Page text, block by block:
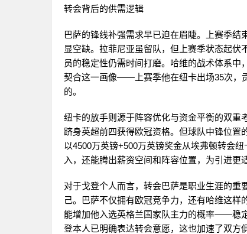
转会背后的供需逻辑
巴萨的锋线补强需求早已迫在眉睫。上赛季
显空缺。拉菲尼亚虽留队，但上赛季状态起
员的稳定性仍需时间打磨。哈维的战术体系
契合这一画像——上赛季他在纽卡出场35次，
的。
纽卡的放手则源于阵容优化与资金平衡的双重
跻身英超前四获得欧冠资格。但球队中锋位
以4500万英镑+500万英镑奖金从埃弗顿转会
入，还能腾出薪资空间和阵容位置，为引进更
对于戈登个人而言，转会巴萨是职业生涯的重
己。巴萨不仅拥有欧冠竞争力，还有哈维这
能增加他入选英格兰国家队主力的概率——稳
登本人已明确表达转会意愿，这也加速了双方